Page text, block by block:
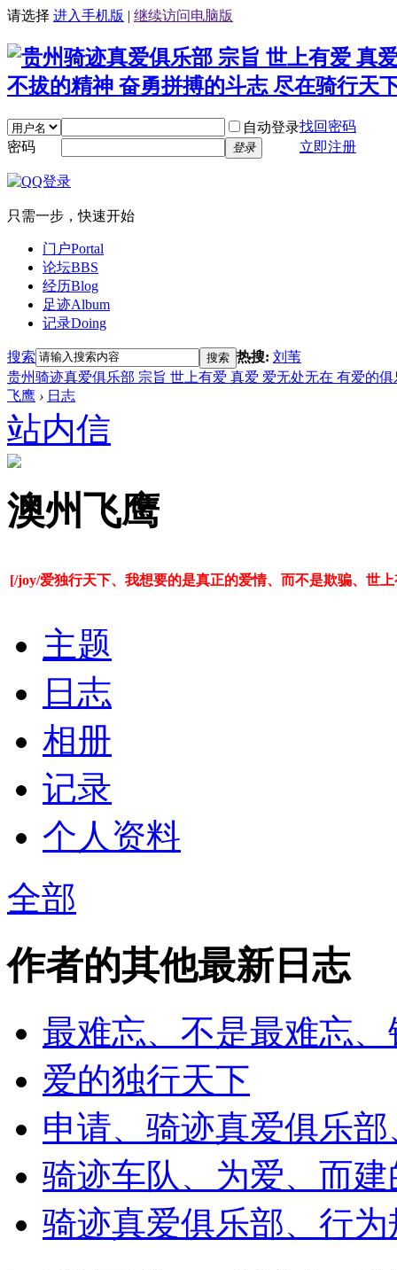
请选择 进入手机版 | 继续访问电脑版
自动登录找回密码
密码
登录 立即注册
只需一步，快速开始
门户Portal
论坛BBS
经历Blog
足迹Album
记录Doing
搜索 搜索 热搜: 刘苇
贵州骑迹真爱俱乐部 宗旨 世上有爱 真爱 爱无处无在 有爱的
飞鹰 › 日志
站内信
澳州飞鹰
[/joy/爱独行天下、我想要的是真正的爱情、而不是欺骗、世
主题
日志
相册
记录
个人资料
全部
作者的其他最新日志
最难忘、不是最难忘
爱的独行天下
申请、骑迹真爱俱乐
骑迹车队、为爱、而
骑迹真爱俱乐部、行为